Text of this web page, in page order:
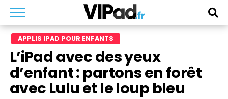
APPLIS IPAD POUR ENFANTS
L’iPad avec des yeux
d’enfant : partons en forêt
avec Lulu et le loup bleu